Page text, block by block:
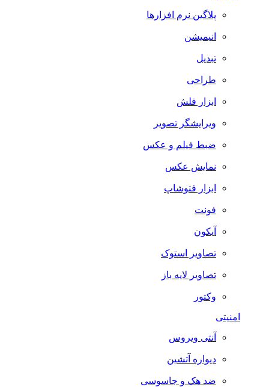
پلاگین نرم افزارها
انیمیشن
تبدیل
طراحی
ابزار فلش
ویرایشگر تصویر
ضبط فيلم و عكس
نمایش عکس
ابزار فتوشاپ
فونت
آیکون
تصاویر استوک
تصاویر لایه باز
وکتور
امنیتی
آنتی ویروس
دیواره آتشین
ضد هک و جاسوسی